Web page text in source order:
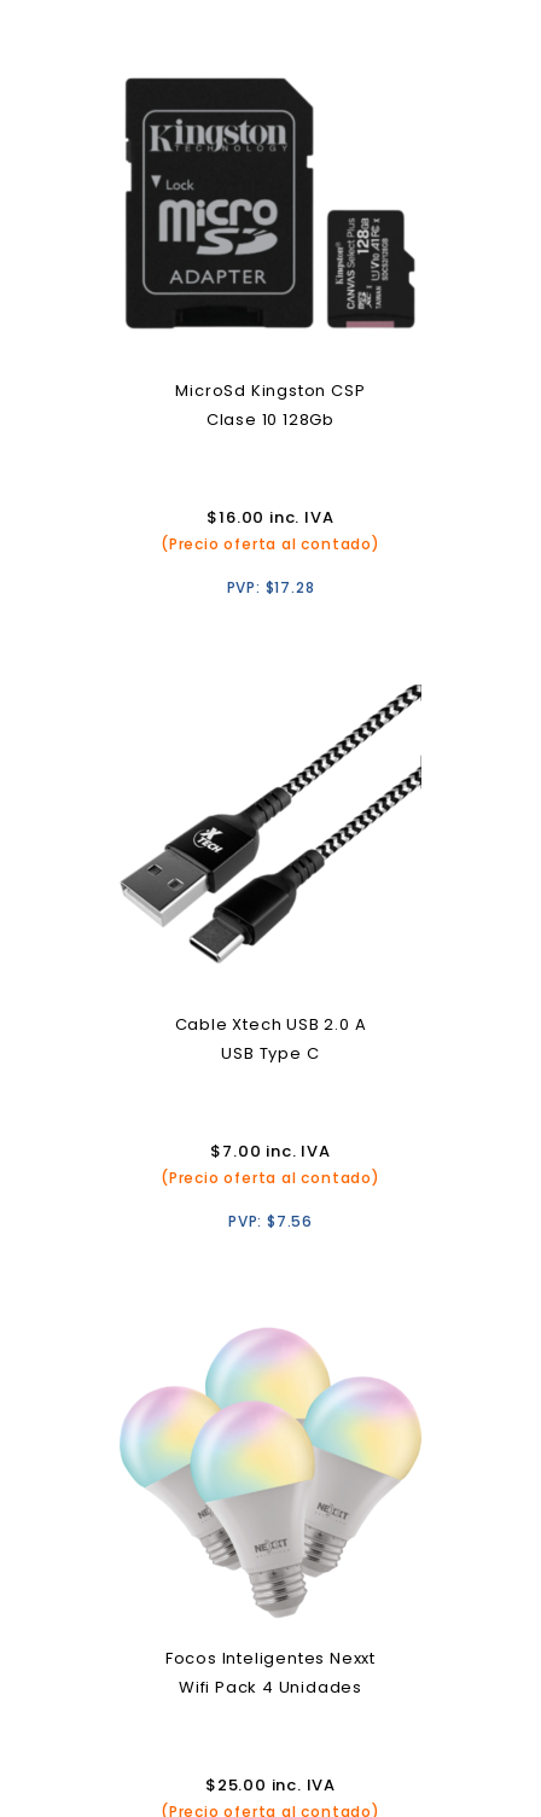
MicroSd Kingston CSP
Clase 10 128Gb
$16.00 inc. IVA
(Precio oferta al contado)
PVP: $17.28
Cable Xtech USB 2.0 A
USB Type C
$7.00 inc. IVA
(Precio oferta al contado)
PVP: $7.56
Focos Inteligentes Nexxt
Wifi Pack 4 Unidades
$25.00 inc. IVA
(Precio oferta al contado)